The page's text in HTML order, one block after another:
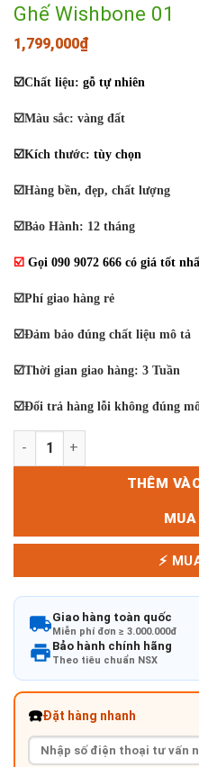
Ghế Wishbone 01
1,799,000₫
☑️Chất liệu: gỗ tự nhiên
☑️Màu sắc: vàng đất
☑️Kích thước: tùy chọn
☑️Hàng bền, đẹp, chất lượng
☑️Bảo Hành: 12 tháng
☑️ Gọi 090 9072 666 có giá tốt
☑️Phí giao hàng rẻ
☑️Đảm bảo đúng chất liệu mô tả
☑️Thời gian giao hàng: 3 Tuần
☑️Đổi trả hàng lỗi không đúng
Ghế Wishbone 01 số lượng
THÊM
⚡
Giao hàng toàn quốc
Miễn phí đơn ≥ 3.000.000đ
Bảo hành chính hãng
Theo tiêu chuẩn NSX
☎️Đặt hàng nhanh